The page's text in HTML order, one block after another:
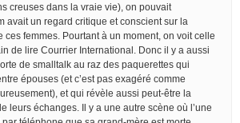
creuses dans la vraie vie), on pouvait
avait un regard critique et conscient sur la
femmes. Pourtant à un moment, on voit celle
de lire Courrier International. Donc il y a aussi
de smalltalk au raz des paquerettes qui
épouses (et c’est pas exagéré comme
et qui révèle aussi peut-être la
leurs échanges. Il y a une autre scène où l’une